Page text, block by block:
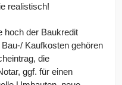
realistisch!
hoch der Baukredit
Kaufkosten gehören
die
ggf. für einen